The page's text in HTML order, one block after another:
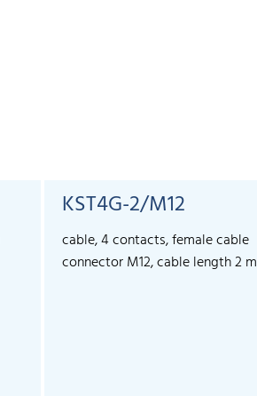
KST4G-2/M12
cable, 4 contacts, female cable
connector M12, cable length 2 m